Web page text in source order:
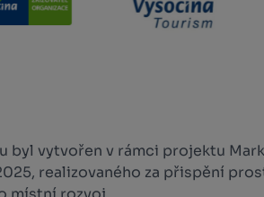
byl vytvořen v rámci projektu
realizovaného za přispění